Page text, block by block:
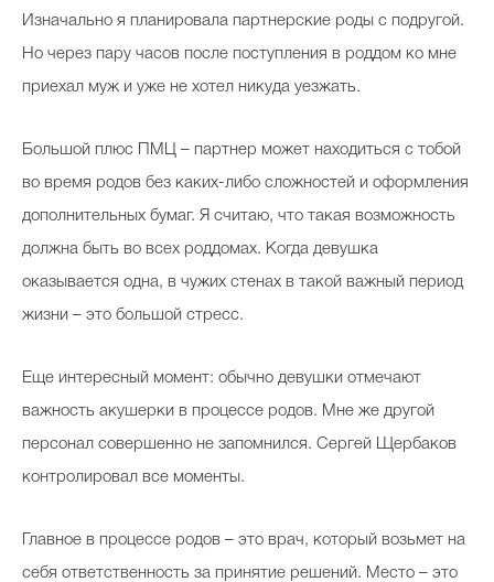
Изначально я планировала партнерские роды с подругой.
Но через пару часов после поступления в роддом ко мне
приехал муж и уже не хотел никуда уезжать.
Большой плюс ПМЦ – партнер может находиться с тобой
во время родов без каких-либо сложностей и оформления
дополнительных бумаг. Я считаю, что такая возможность
должна быть во всех роддомах. Когда девушка
оказывается одна, в чужих стенах в такой важный период
жизни – это большой стресс.
Еще интересный момент: обычно девушки отмечают
важность акушерки в процессе родов. Мне же другой
персонал совершенно не запомнился. Сергей Щербаков
контролировал все моменты.
Главное в процессе родов – это врач, который возьмет на
себя ответственность за принятие решений. Место – это